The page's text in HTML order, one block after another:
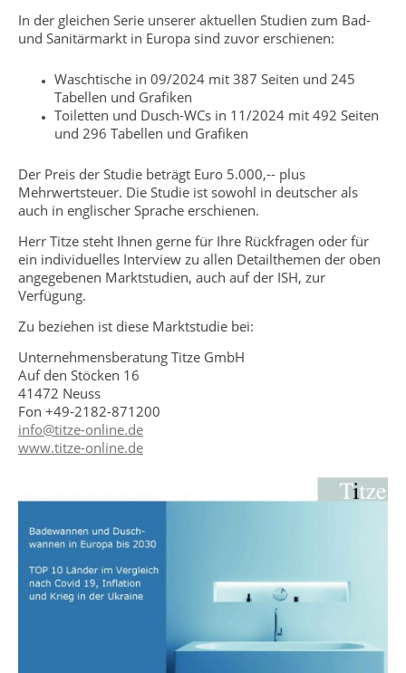
In der gleichen Serie unserer aktuellen Studien zum Bad-
und Sanitärmarkt in Europa sind zuvor erschienen:
Waschtische in 09/2024 mit 387 Seiten und 245
Tabellen und Grafiken
Toiletten und Dusch-WCs in 11/2024 mit 492 Seiten
und 296 Tabellen und Grafiken
Der Preis der Studie beträgt Euro 5.000,-- plus
Mehrwertsteuer. Die Studie ist sowohl in deutscher als
auch in englischer Sprache erschienen.
Herr Titze steht Ihnen gerne für Ihre Rückfragen oder für
ein individuelles Interview zu allen Detailthemen der oben
angegebenen Marktstudien, auch auf der ISH, zur
Verfügung.
Zu beziehen ist diese Marktstudie bei:
Unternehmensberatung Titze GmbH
Auf den Stöcken 16
41472 Neuss
Fon +49-2182-871200
info@titze-online.de
www.titze-online.de